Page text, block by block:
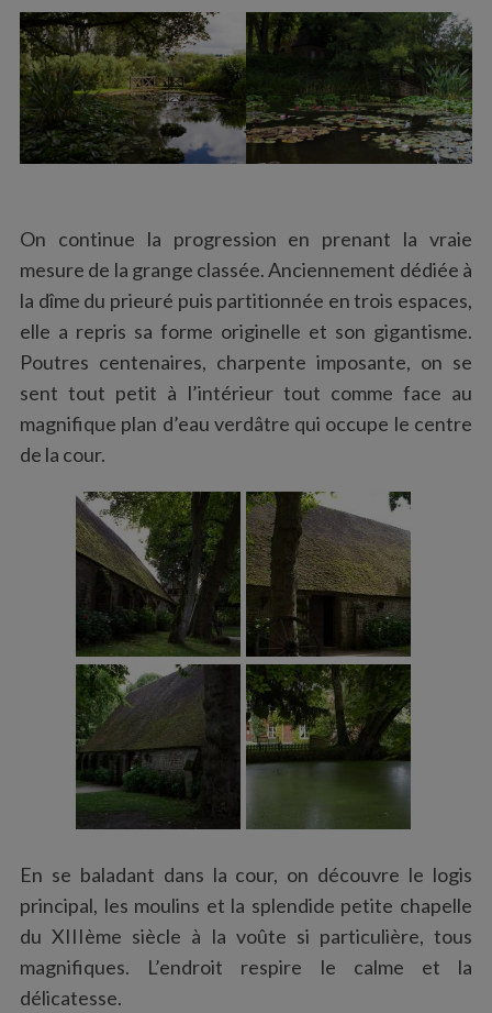
On continue la progression en prenant la vraie
mesure de la grange classée. Anciennement dédiée à
la dîme du prieuré puis partitionnée en trois espaces,
elle a repris sa forme originelle et son gigantisme.
Poutres centenaires, charpente imposante, on se
sent tout petit à l’intérieur tout comme face au
magnifique plan d’eau verdâtre qui occupe le centre
de la cour.
En se baladant dans la cour, on découvre le logis
principal, les moulins et la splendide petite chapelle
du XIIIème siècle à la voûte si particulière, tous
magnifiques. L’endroit respire le calme et la
délicatesse.